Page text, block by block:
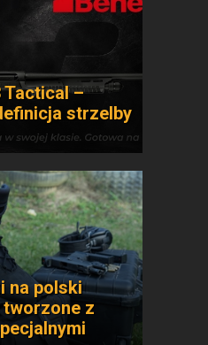
Tactical –
strzelby
na polski
tworzone z